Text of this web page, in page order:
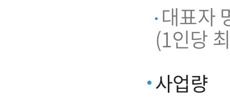
대표자
(1인당
사업량